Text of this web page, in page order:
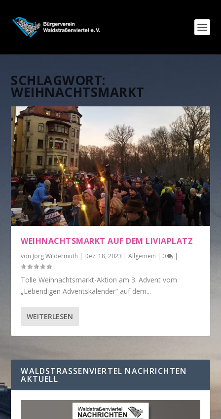
SCHLAGWORT:
WEIHNACHTSMARKT
WEIHNACHTSMARKT AUF DEM LIVIAPLATZ
von Jörg Wildermuth | Dez. 18, 2023 |Allgemein | 0 |
Tolle Weihnachtsmarkt-Aktion am 3. Advent vom
„Lebendigen Adventskalender“ auf dem...
WEITERLESEN
WALDSTRASSENVIERTEL NACHRICHTEN A
KTUELL